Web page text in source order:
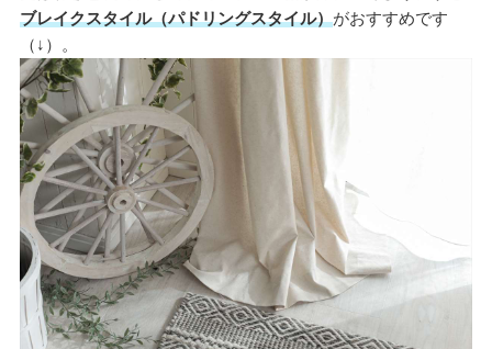
ブレイクスタイル（パドリングスタイル）がおすすめです
（↓）。